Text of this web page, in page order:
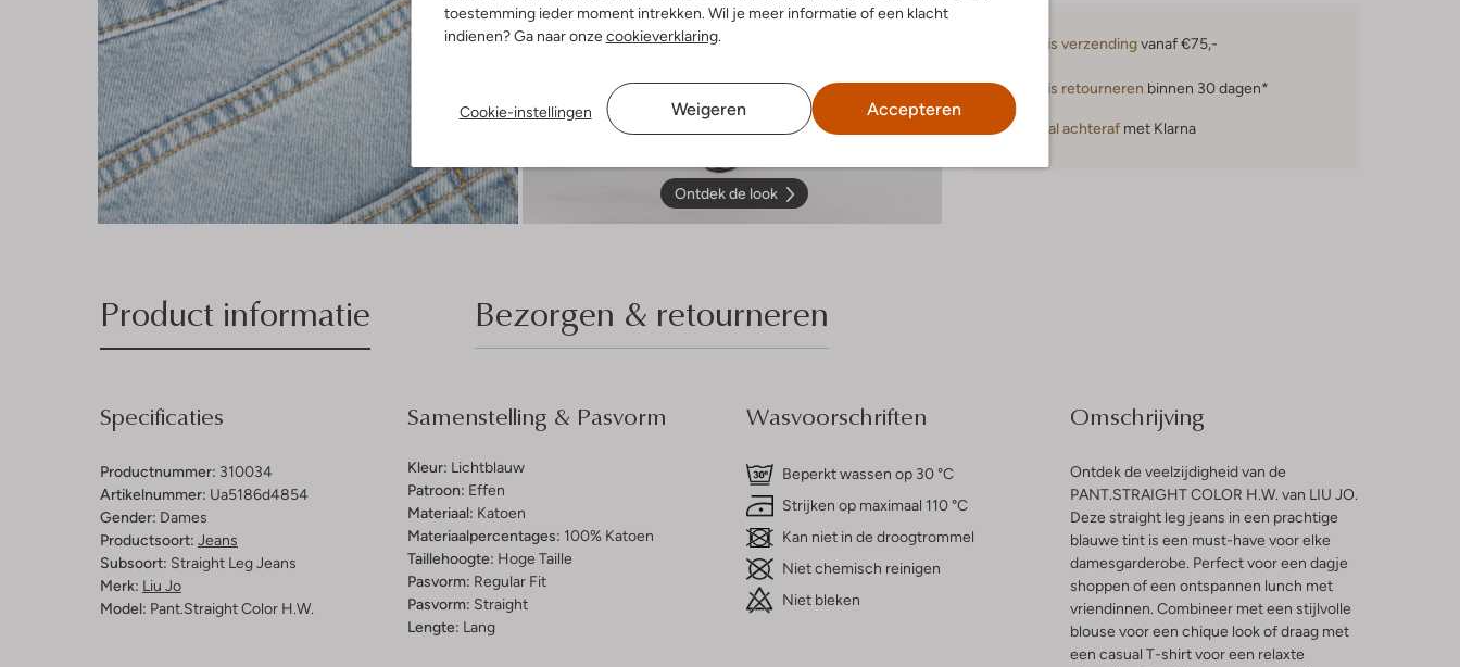
toestemming ieder moment intrekken. Wil je meer informatie of een klacht
indienen? Ga naar onzecookieverklaring.
Cookie-instellingen Weigeren Accepteren
Ontdek de look
Gratis verzendingvanaf €75,-
Gratis retourneren binnen 30 dagen*
Betaal achteraf met Klarna
Product informatie Bezorgen & retourneren
Specificaties
Productnummer: 310034
Artikelnummer: Ua5186d4854
Gender: Dames
Productsoort: Jeans
Subsoort: Straight Leg Jeans
Merk: Liu Jo
Model: Pant.straight Color H.w.
Samenstelling & Pasvorm
Kleur: Lichtblauw
Patroon: Effen
Materiaal: Katoen
Materiaalpercentages: 100% Katoen
Taillehoogte: Hoge Taille
Pasvorm: Regular Fit
Pasvorm: Straight
Lengte: Lang
Wasvoorschriften
Beperkt wassen op 30 °C
Strijken op maximaal 110 °C
Kan niet in de droogtrommel
Niet chemisch reinigen
Niet bleken
Omschrijving
Ontdek de veelzijdigheid van de
PANT.STRAIGHT COLOR H.W. van LIU JO.
Deze straight leg jeans in een prachtige
blauwe tint is een must-have voor elke
damesgarderobe. Perfect voor een dagje
shoppen of een ontspannen lunch met
vriendinnen. Combineer met een stijlvolle
blouse voor een chique look of draag met
een casual T-shirt voor een relaxte